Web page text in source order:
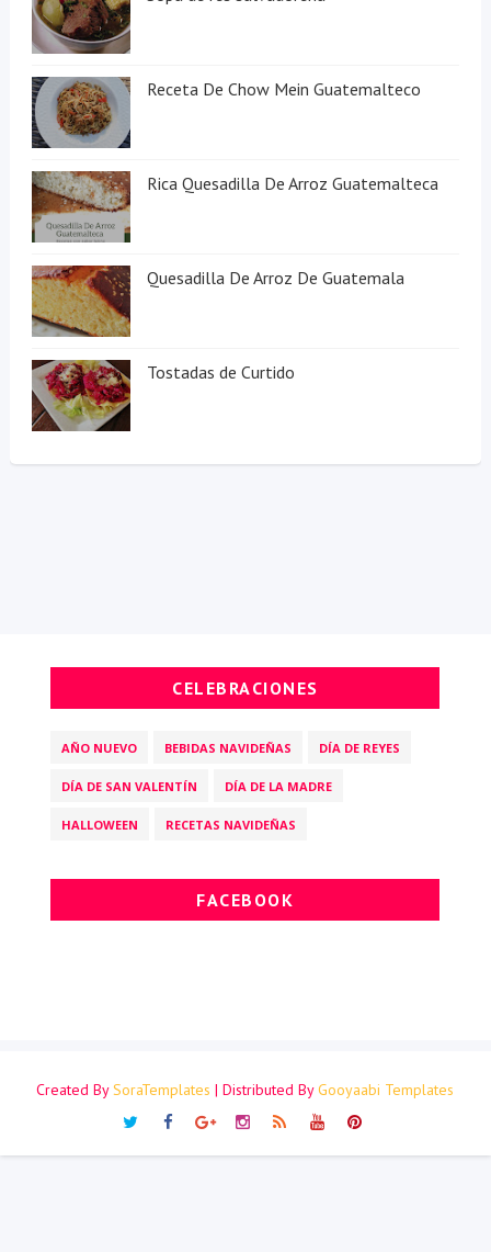
Receta De Chow Mein Guatemalteco
Rica Quesadilla De Arroz Guatemalteca
Quesadilla De Arroz De Guatemala
Tostadas de Curtido
CELEBRACIONES
AÑO NUEVO BEBIDAS NAVIDEÑAS DÍA DE REYES
DÍA DE SAN VALENTÍN DÍA DE LA MADRE
HALLOWEEN RECETAS NAVIDEÑAS
FACEBOOK
Created BySoraTemplates | Distributed ByGooyaabi Templates